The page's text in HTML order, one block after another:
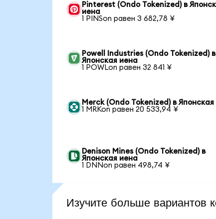
Pinterest (Ondo Tokenized) в
иена
1 PINSon равен 3 682,78 ¥
Powell Industries (Ondo Tokenized) в
Японская иена
1 POWLon равен 32 841 ¥
Merck (Ondo Tokenized) в
1 MRKon равен 20 533,94 ¥
Denison Mines (Ondo Tokenized) в
Японская иена
1 DNNon равен 498,74 ¥
Изучите больше вариантов